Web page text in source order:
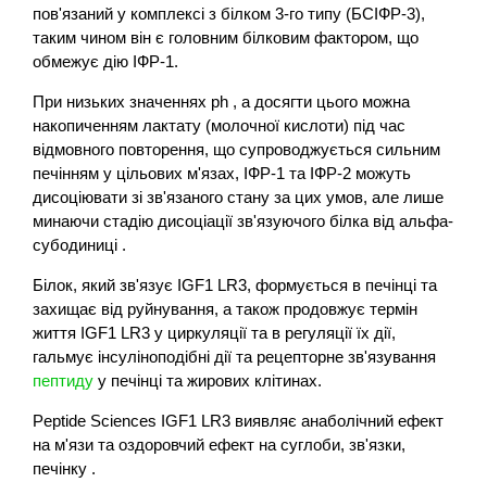
пов'язаний у комплексі з білком 3-го типу (БСІФР-3),
таким чином він є головним білковим фактором, що
обмежує дію ІФР-1.
При низьких значеннях ph , а досягти цього можна
накопиченням лактату (молочної кислоти) під час
відмовного повторення, що супроводжується сильним
печінням у цільових м'язах, ІФР-1 та ІФР-2 можуть
дисоціювати зі зв'язаного стану за цих умов, але лише
минаючи стадію дисоціації зв'язуючого білка від альфа-
субодиниці .
Білок, який зв'язує IGF1 LR3, формується в печінці та
захищає від руйнування, а також продовжує термін
життя IGF1 LR3 у циркуляції та в регуляції їх дії,
гальмує інсуліноподібні дії та рецепторне зв'язування
пептиду у печінці та жирових клітинах.
Peptide Sciences IGF1 LR3 виявляє анаболічний ефект
на м'язи та оздоровчий ефект на суглоби, зв'язки,
печінку .